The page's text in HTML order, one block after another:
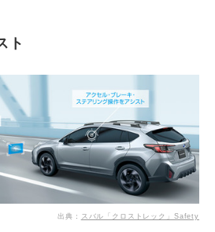
ト
出典： スバル「クロストレック」Safety